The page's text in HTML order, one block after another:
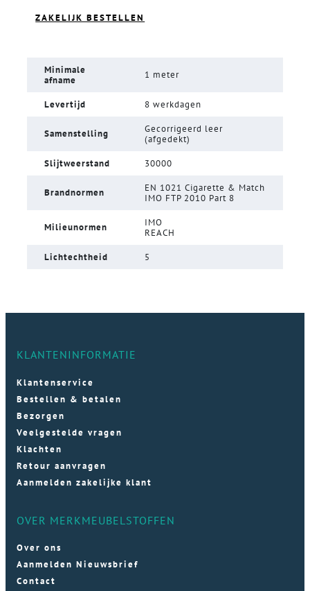
ZAKELIJK BESTELLEN
Minimale
afname
1 meter
Levertijd 8 werkdagen
Samenstelling
Gecorrigeerd leer
(afgedekt)
Slijtweerstand 30000
Brandnormen
EN 1021 Cigarette & Match
IMO FTP 2010 Part 8
Milieunormen
IMO
REACH
Lichtechtheid 5
KLANTENINFORMATIE
Klantenservice
Bestellen & betalen
Bezorgen
Veelgestelde vragen
Klachten
Retour aanvragen
Aanmelden zakelijke klant
OVER MERKMEUBELSTOFFEN
Over ons
Aanmelden Nieuwsbrief
Contact